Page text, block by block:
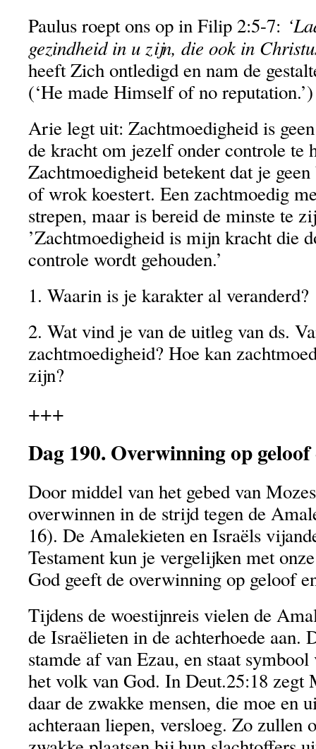
Paulus roept ons op in Filip 2:5-7:
gezindheid in u zijn, die ook in
heeft Zich ontledigd en nam de
(‘He made Himself of no reputation.’)
Arie legt uit: Zachtmoedigheid is
de kracht om jezelf onder controle te
Zachtmoedigheid betekent dat je
of wrok koestert. Een zachtmoedig
strepen, maar is bereid de minste te
’Zachtmoedigheid is mijn kracht die
controle wordt gehouden.’
1. Waarin is je karakter al veranderd?
2. Wat vind je van de uitleg van ds.
zachtmoedigheid? Hoe kan
zijn?
+++
Dag 190. Overwinning op geloof
Door middel van het gebed van
overwinnen in de strijd tegen de
16). De Amalekieten en Israëls
Testament kun je vergelijken met
God geeft de overwinning op geloof
Tijdens de woestijnreis vielen de
de Israëlieten in de achterhoede aan.
stamde af van Ezau, en staat
het volk van God. In Deut.25:18 zegt
daar de zwakke mensen, die moe en
achteraan liepen, versloeg. Zo zullen